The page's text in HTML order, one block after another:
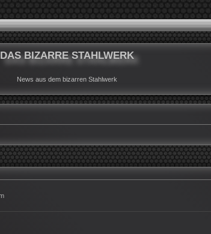
DAS BIZARRE STAHLWERK
News aus dem bizarren Stahlwerk